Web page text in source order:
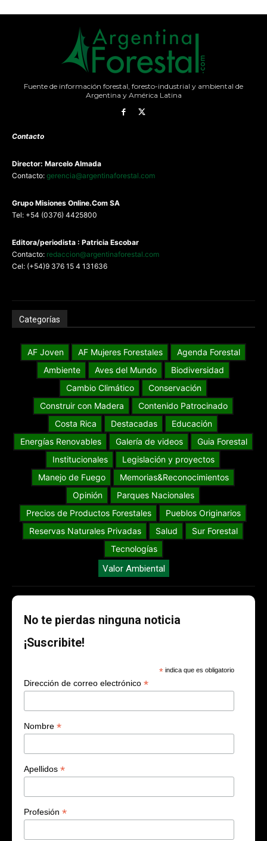
Fuente de información forestal, foresto-industrial y ambiental de
Argentina y América Latina
Contacto
Director: Marcelo Almada
Contacto: gerencia@argentinaforestal.com
Grupo Misiones Online.Com SA
Tel: +54 (0376) 4425800
Editora/periodista : Patricia Escobar
Contacto: redaccion@argentinaforestal.com
Cel: (+54)9 376 15 4 131636
Categorías
AF Joven AF Mujeres Forestales
Agenda Forestal
Ambiente
Aves del Mundo
Biodiversidad
Cambio Climático
Conservación
Construir con Madera
Contenido Patrocinado
Costa Rica
Destacadas
Educación
Energías Renovables
Galería de videos
Guia Forestal
Institucionales
Legislación y proyectos
Manejo de Fuego
Memorias&Reconocimientos
Opinión
Parques Nacionales
Precios de Productos Forestales
Pueblos Originarios
Reservas Naturales Privadas
Salud
Sur Forestal
Tecnologías
Valor Ambiental
No te pierdas ninguna noticia
¡Suscribite!
* indica que es obligatorio
Dirección de correo electrónico *
Nombre *
Apellidos *
Profesión *